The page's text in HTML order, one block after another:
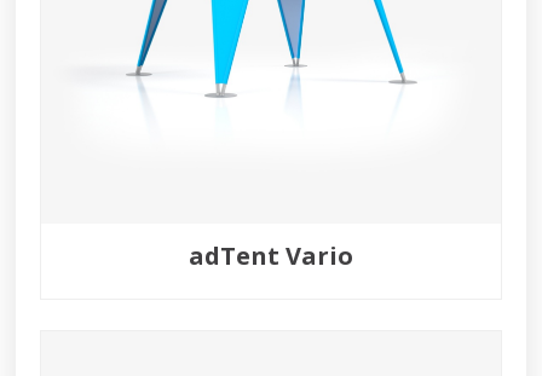
adTent Vario